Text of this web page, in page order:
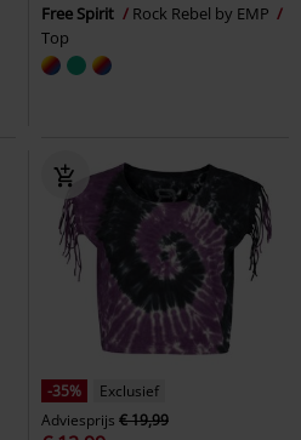
Free Spirit
Rock Rebel by EMP
Top
-35%
Exclusief
Adviesprijs € 19,99